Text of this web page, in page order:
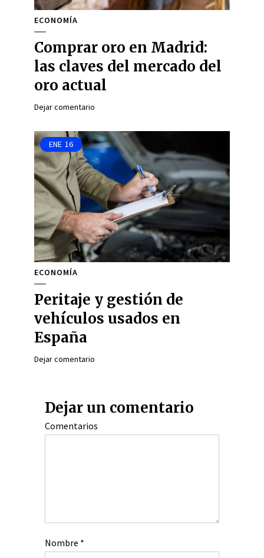
ECONOMÍA
Comprar oro en Madrid:
las claves del mercado del
oro actual
Dejar comentario
ENE 16
ECONOMÍA
Peritaje y gestión de
vehículos usados en
España
Dejar comentario
Dejar un comentario
Comentarios
Nombre *